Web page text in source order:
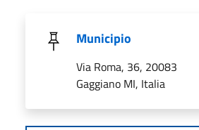
Municipio
Via Roma, 36, 20083
Gaggiano MI, Italia